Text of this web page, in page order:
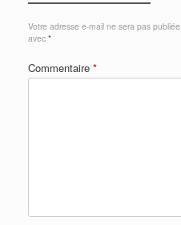
Votre adresse e-mail ne sera pas publiée.
avec *
Commentaire *